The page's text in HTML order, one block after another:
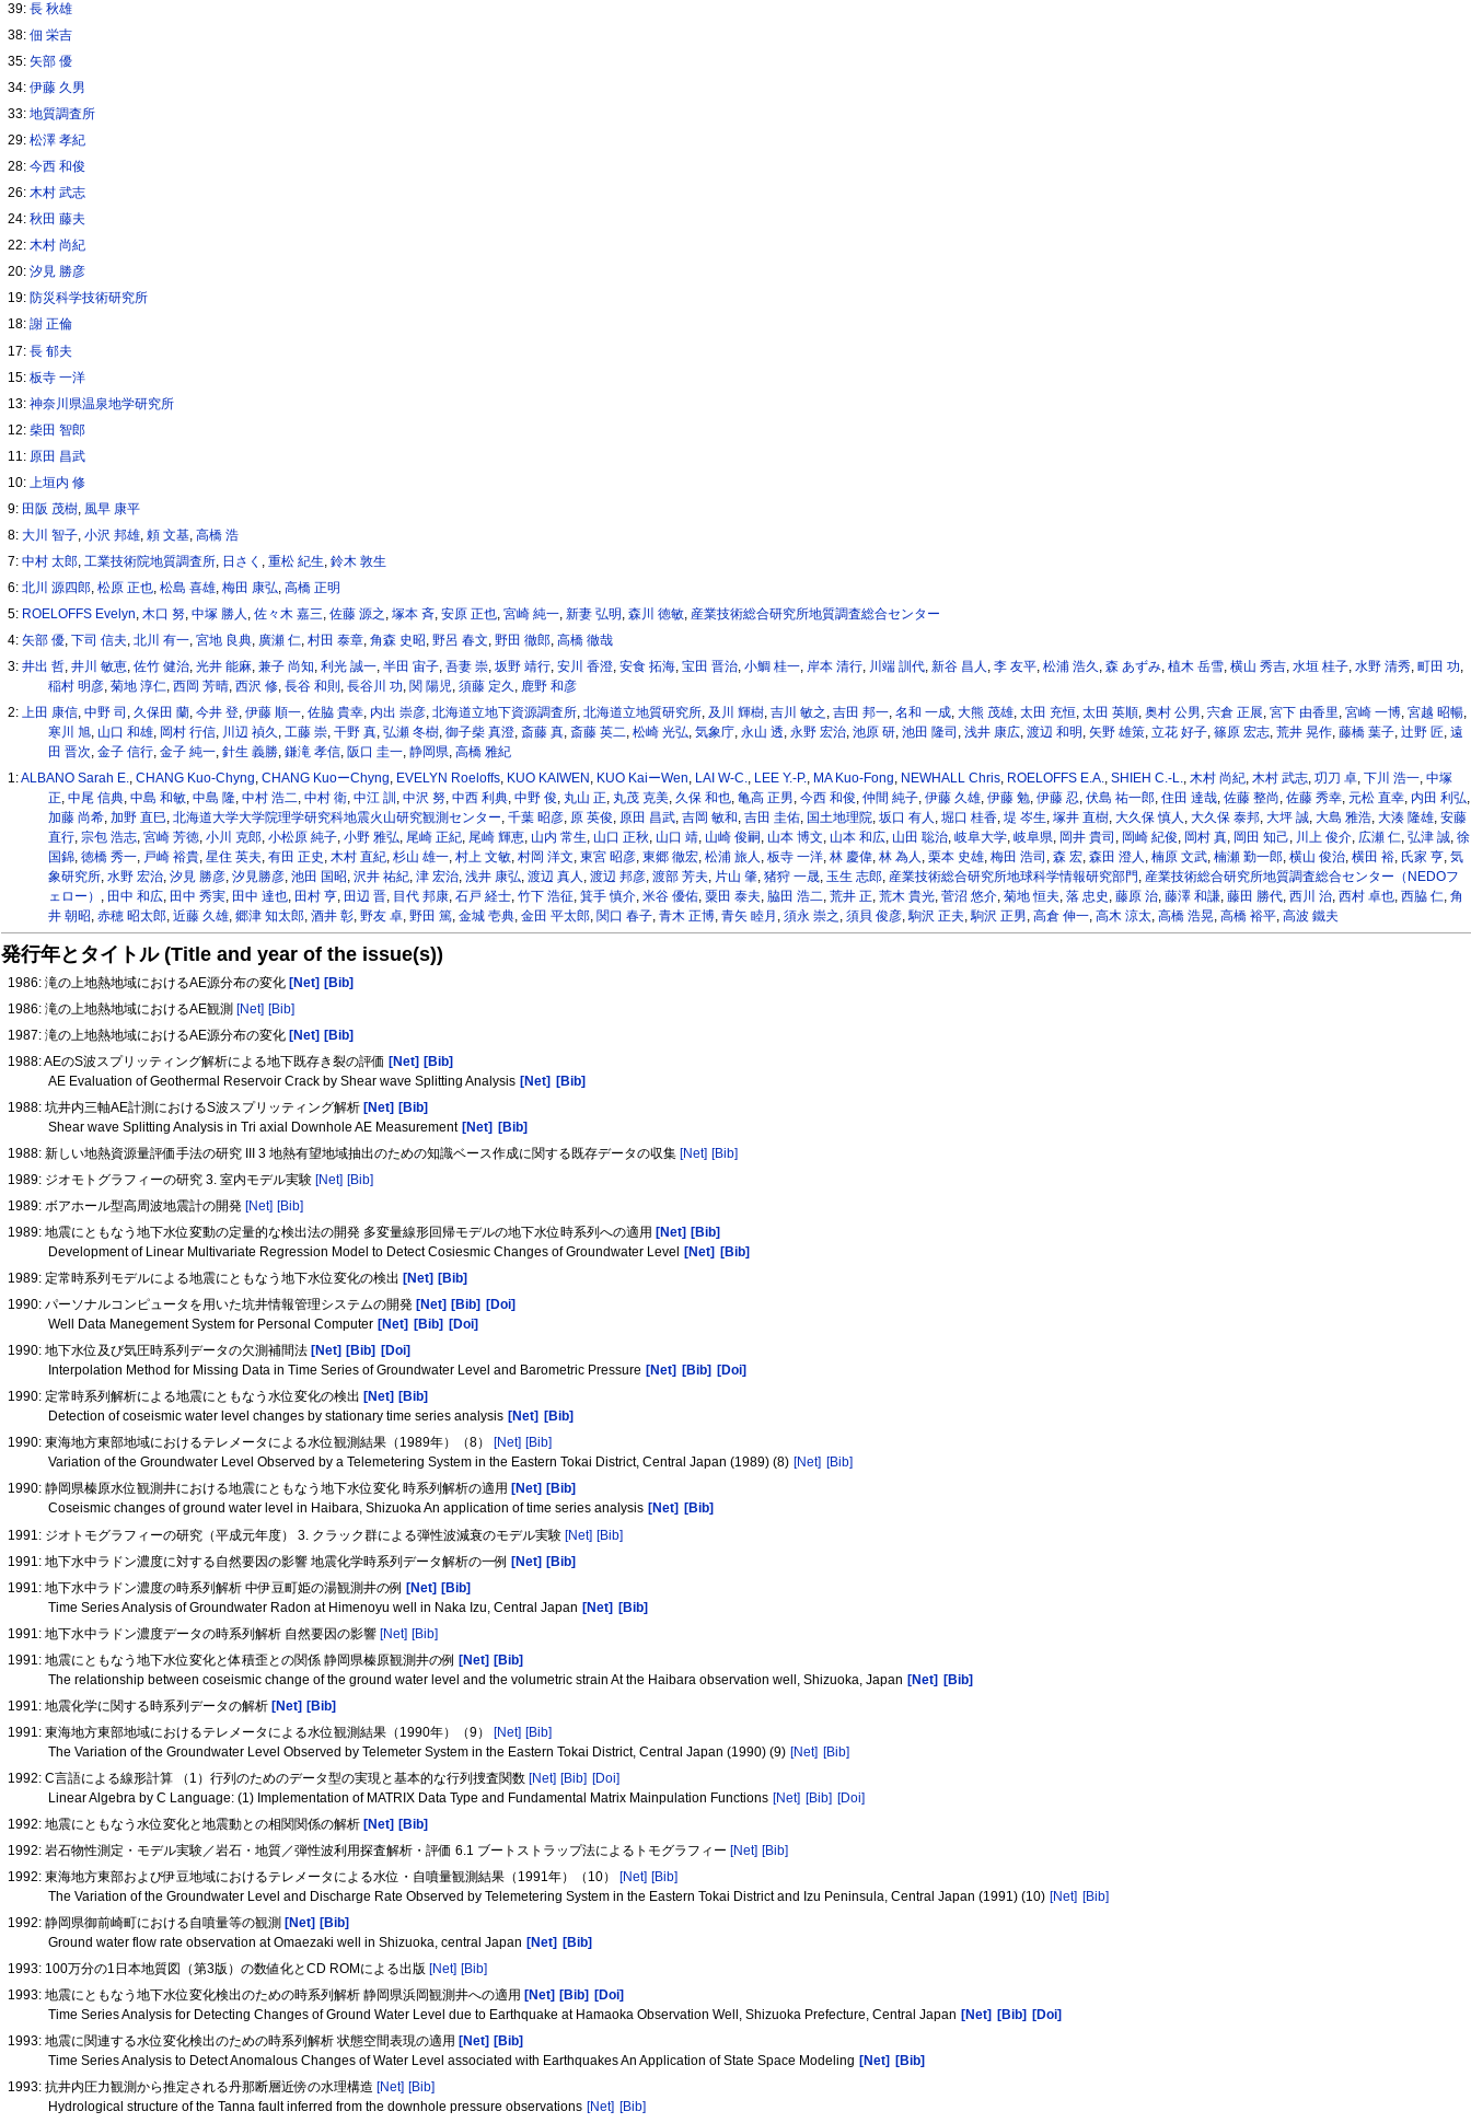
39:長 秋雄
38:佃 栄吉
35:矢部 優
34:伊藤 久男
33:地質調査所
29:松澤 孝紀
28:今西 和俊
26:木村 武志
24:秋田 藤夫
22:木村 尚紀
20:汐見 勝彦
19: 防災科学技術研究所
18:謝 正倫
17:長 郁夫
15:板寺 一洋
13:神奈川県温泉地学研究所
12:柴田 智郎
11: 原田 昌武
10:
上垣内 修
9: 田阪 茂樹 風早 康平
8:大川 智子,小沢 邦雄,頼 文基,高橋 浩
7:中村 太郎,工業技術院地質調査所, 日さく ,重松 紀生,鈴木 敦生
6:北川 源四郎,松原 正也,松島 喜雄,梅田 康弘,高橋 正明
5: ROELOFFS Evelyn,⽊⼝ 努,中塚 勝人 ,佐々木 嘉三,佐藤 源之 ,塚本 斉,安原 正也,宮崎 純一,新妻 弘明 ,森川 徳敏, 産業技術総合研究所地質調査総合センター
4:⽮部 優,下司 信夫,北川 有⼀,宮地 良典, 廣瀬 仁,村田 泰章,角森 史昭,野呂 春文,野田 徹郎,高橋 徹哉
3:井出 哲,井川 敏恵,佐竹 健治,光井 能麻,兼子 尚知,利光 誠一,半田 宙子,吾妻 崇,坂野 靖行,安川 香澄,安食 拓海,宝田 晋治,小鯛 桂一, 岸本 清行, 川端 訓代,新谷 昌人 ,李 友平,松浦 浩久 ,森 あずみ,植木 岳雪,横山 秀吉,水垣 桂子,水野 清秀,町田 功,
稲村 明彦, 菊地 淳仁, 西岡 芳晴, 西沢 修, 長谷 和則 , 長谷川 功, 関 陽児, 須藤 定久 , 鹿野 和彦
2:上田 康信,中野 司 , 久保田 蘭,今井 登,伊藤 順一,佐脇 貴幸, 内出 崇彦,北海道立地下資源調査所,北海道立地質研究所, 及川 輝樹,吉川 敏之 ,吉田 邦一,名和 一成,大熊 茂雄,太田 充恒,太田 英順,奥村 公男,宍倉 正展,宮下 由香里,宮崎 一博,宮越 昭暢,
寒川 旭, 山口 和雄, 岡村 行信, 川辺 禎久 , 工藤 崇, 干野 真, 弘瀬 冬樹, 御子柴 真澄, 斎藤 真, 斎藤 英二, 松崎 光弘, 気象庁, 永山 透, 永野 宏治, 池原 研, 池田 隆司 , 浅井 康広, 渡辺 和明 , 矢野 雄策, 立花 好子, 篠原 宏志, 荒井 晃作, 藤橋 葉子, 辻野 匠, 遠
田 晋次, 金子 信行, 金子 純一, 針生 義勝, 鎌滝 孝信, 阪口 圭一, 静岡県, 高橋 雅紀
1:ALBANO Sarah E.,CHANG Kuo-Chyng,CHANG KuoーChyng, EVELYN Roeloffs, KUO KAIWEN , KUO KaiーWen, LAI W-C., LEE Y.-P., MA Kuo-Fong, NEWHALL Chris, ROELOFFS E.A.,SHIEH C.-L.,⽊村 尚紀,⽊村 武志,㓛刀 卓,下川 浩一,中塚
正, 中尾 信典, 中島 和敏, 中島 隆, 中村 浩二, 中村 衛, 中江 訓 , 中沢 努, 中西 利典, 中野 俊, 丸山 正, 丸茂 克美, 久保 和也, 亀高 正男, 今⻄ 和俊, 仲間 純子, 伊藤 久雄, 伊藤 勉, 伊藤 忍, 伏島 祐一郎, 住田 達哉, 佐藤 整尚, 佐藤 秀幸, 元松 直幸, 内田 利弘,
加藤 尚希, 加野 直巳, 北海道大学大学院理学研究科地震火山研究観測センター, 千葉 昭彦, 原 英俊, 原⽥ 昌武, 吉岡 敏和, 吉田 圭佑, 国土地理院, 坂口 有人 , 堀口 桂香, 堤 岑生, 塚井 直樹, 大久保 慎人 , 大久保 泰邦, 大坪 誠, 大島 雅浩, 大湊 隆雄, 安藤
直行, 宗包 浩志, 宮崎 芳徳, 小川 克郎, 小松原 純子, 小野 雅弘, 尾崎 正紀, 尾崎 輝恵, 山内 常生, 山口 正秋, 山口 靖, 山崎 俊嗣 , 山本 博文, 山本 和広, 山田 聡治, 岐阜大学, 岐阜県, 岡井 貴司 , 岡崎 紀俊, 岡村 真, 岡田 知己, 川上 俊介, 広瀬 仁, 弘津 誠, 徐
国錦, 徳橋 秀一, 戸崎 裕貴, 星住 英夫, 有田 正史 , 木村 直紀, 杉山 雄一, 村上 文敏, 村岡 洋文, 東宮 昭彦, 東郷 徹宏, 松浦 旅人 , 板寺 ⼀洋, 林 慶偉, 林 為人 , 栗本 史雄, 梅田 浩司 , 森 宏, 森田 澄人 , 楠原 文武, 楠瀬 勤一郎, 横山 俊治, 横田 裕, 氏家 亨, 気
象研究所, 水野 宏治, 汐⾒ 勝彦, 汐見勝彦, 池田 国昭, 沢井 祐紀, 津 宏治, 浅井 康弘, 渡辺 真人 , 渡辺 邦彦, 渡部 芳夫, 片山 肇, 猪狩 一晟, 玉生 志郎, 産業技術総合研究所地球科学情報研究部門 , 産業技術総合研究所地質調査総合センター（NEDOフ
ェロー） , 田中 和広, 田中 秀実, 田中 達也, 田村 亨, 田辺 晋, 目代 邦康, 石戸 経士, 竹下 浩征, 箕手 慎介, 米谷 優佑, 粟田 泰夫, 脇田 浩二, 荒井 正, 荒木 貴光, 菅沼 悠介, 菊地 恒夫, 落 忠史 , 藤原 治, 藤澤 和謙, 藤田 勝代, 西川 治, 西村 卓也, 西脇 仁, 角
井 朝昭, 赤穂 昭太郎, 近藤 久雄, 郷津 知太郎, 酒井 彰, 野友 卓, 野田 篤, 金城 壱典, 金田 平太郎, 関口 春子, 青木 正博, 青矢 睦月 , 須永 崇之 , 須貝 俊彦,駒沢 正夫,駒沢 正男, 高倉 伸一, 高木 涼太, 高橋 浩晃, 高橋 裕平, 高波 鐵夫
発行年とタイトル (Title and year of the issue(s))
1986: 滝の上地熱地域におけるAE源分布の変化[Net] [Bib]
1986: 滝の上地熱地域におけるAE観測[Net] [Bib]
1987: 滝の上地熱地域におけるAE源分布の変化[Net] [Bib]
1988: AEのS波スプリッティング解析による地下既存き裂の評価 [Net] [Bib]
AE Evaluation of Geothermal Reservoir Crack by Shear wave Splitting Analysis [Net]
[Bib]
1988: 坑井内三軸AE計測におけるS波スプリッティング解析 [Net] [Bib]
Shear wave Splitting Analysis in Tri axial Downhole AE Measurement [Net]
[Bib]
1988: 新しい地熱資源量評価手法の研究 III 3 地熱有望地域抽出のための知識ベース作成に関する既存データの収集 [Net] [Bib]
1989: ジオモトグラフィーの研究 3. 室内モデル実験 [Net] [Bib]
1989: ボアホール型高周波地震計の開発 [Net] [Bib]
1989: 地震にともなう地下水位変動の定量的な検出法の開発 多変量線形回帰モデルの地下水位時系列への適用 [Net] [Bib]
Development of Linear Multivariate Regression Model to Detect Cosiesmic Changes of Groundwater Level
[Net]
[Bib]
1989: 定常時系列モデルによる地震にともなう地下水位変化の検出 [Net] [Bib]
1990: パーソナルコンピュータを用いた坑井情報管理システムの開発 [Net] [Bib]
[Doi]
Well Data Manegement System for Personal Computer [Net] [Bib]
[Doi]
1990: 地下水位及び気圧時系列データの欠測補間法 [Net] [Bib]
[Doi]
Interpolation Method for Missing Data in Time Series of Groundwater Level and Barometric Pressure [Net] [Bib]
[Doi]
1990: 定常時系列解析による地震にともなう水位変化の検出 [Net] [Bib]
Detection of coseismic water level changes by stationary time series analysis [Net]
[Bib]
1990: 東海地方東部地域におけるテレメータによる水位観測結果（1989年）（8） [Net] [Bib]
Variation of the Groundwater Level Observed by a Telemetering System in the Eastern Tokai District, Central Japan (1989) (8) [Net] [Bib]
1990: 静岡県榛原水位観測井における地震にともなう地下水位変化 時系列解析の適用 [Net] [Bib]
Coseismic changes of ground water level in Haibara, Shizuoka An application of time series analysis [Net]
[Bib]
1991: ジオトモグラフィーの研究（平成元年度） 3. クラック群による弾性波減衰のモデル実験[Net] [Bib]
1991: 地下水中ラドン濃度に対する自然要因の影響 地震化学時系列データ解析の一例[Net] [Bib]
1991: 地下水中ラドン濃度の時系列解析 中伊豆町姫の湯観測井の例[Net] [Bib]
Time Series Analysis of Groundwater Radon at Himenoyu well in Naka Izu, Central Japan [Net] [Bib]
1991: 地下水中ラドン濃度データの時系列解析 自然要因の影響[Net] [Bib]
1991: 地震にともなう地下水位変化と体積歪との関係 静岡県榛原観測井の例[Net] [Bib]
The relationship between coseismic change of the ground water level and the volumetric strain At the Haibara observation well, Shizuoka, Japan [Net] [Bib]
1991: 地震化学に関する時系列データの解析[Net] [Bib]
1991: 東海地方東部地域におけるテレメータによる水位観測結果（1990年）（9）[Net] [Bib]
The Variation of the Groundwater Level Observed by Telemeter System in the Eastern Tokai District, Central Japan (1990) (9) [Net] [Bib]
1992: C言語による線形計算 （1）行列のためのデータ型の実現と基本的な行列捜査関数[Net] [Bib] [Doi]
Linear Algebra by C Language: (1) Implementation of MATRIX Data Type and Fundamental Matrix Mainpulation Functions [Net] [Bib] [Doi]
1992: 地震にともなう水位変化と地震動との相関関係の解析[Net] [Bib]
1992: 岩石物性測定・モデル実験／岩石・地質／弾性波利用探査解析・評価 6.1 ブートストラップ法によるトモグラフィー [Net] [Bib]
1992: 東海地方東部および伊豆地域におけるテレメータによる水位・自噴量観測結果（1991年）（10） [Net] [Bib]
The Variation of the Groundwater Level and Discharge Rate Observed by Telemetering System in the Eastern Tokai District and Izu Peninsula, Central Japan (1991) (10) [Net] [Bib]
1992: 静岡県御前崎町における自噴量等の観測 [Net] [Bib]
Ground water flow rate observation at Omaezaki well in Shizuoka, central Japan [Net]
[Bib]
1993: 100万分の1日本地質図（第3版）の数値化とCD ROMによる出版 [Net] [Bib]
1993: 地震にともなう地下水位変化検出のための時系列解析 静岡県浜岡観測井への適用 [Net] [Bib]
[Doi]
Time Series Analysis for Detecting Changes of Ground Water Level due to Earthquake at Hamaoka Observation Well, Shizuoka Prefecture, Central Japan [Net] [Bib]
[Doi]
1993: 地震に関連する水位変化検出のための時系列解析 状態空間表現の適用 [Net] [Bib]
Time Series Analysis to Detect Anomalous Changes of Water Level associated with Earthquakes An Application of State Space Modeling [Net]
[Bib]
1993: 抗井内圧力観測から推定される丹那断層近傍の水理構造 [Net] [Bib]
Hydrological structure of the Tanna fault inferred from the downhole pressure observations [Net] [Bib]